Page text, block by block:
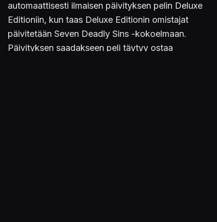
automaattisesti ilmaisen päivityksen pelin Deluxe
Editioniin, kun taas Deluxe Editionin omistajat
päivitetään Seven Deadly Sins -kokoelmaan.
Päivityksen saadakseen peli täytyy ostaa